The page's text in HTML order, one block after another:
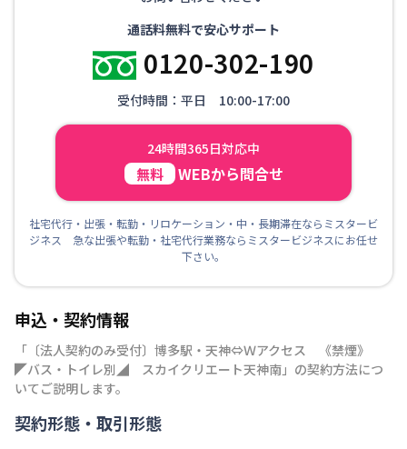
通話料無料で安心サポート
0120-302-190
受付時間：平日 10:00-17:00
24時間365日対応中
無料 WEBから問合せ
社宅代行・出張・転勤・リロケーション・中・長期滞在ならミスタービ
ジネス 急な出張や転勤・社宅代行業務ならミスタービジネスにお任せ
下さい。
申込・契約情報
「 〔法人契約のみ受付〕博多駅・天神⇔Ｗアクセス 《禁煙》
◤バス・トイレ別◢ スカイクリエート天神南 」の契約方法につ
いてご説明します。
契約形態・取引形態